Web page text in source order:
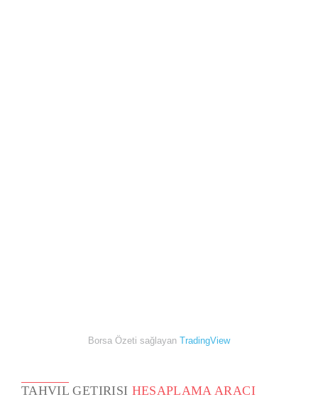
Borsa Özeti sağlayan TradingView
TAHVIL GETIRISI HESAPLAMA ARACI